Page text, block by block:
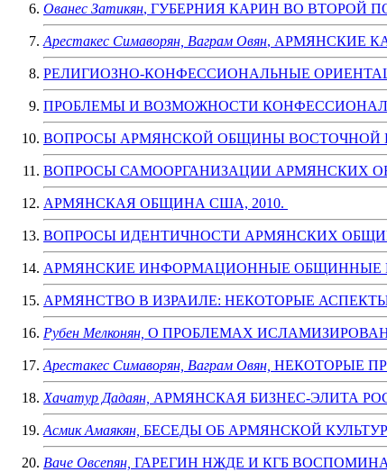
Ованес Затикян, ГУБЕРНИЯ КАРИН ВО ВТОРОЙ
Арестакес Симаворян, Ваграм Овян, АРМЯНСКИЕ
РЕЛИГИОЗНО-КОНФЕССИОНАЛЬНЫЕ
ПРОБЛЕМЫ И ВОЗМОЖНОСТИ
ВОПРОСЫ АРМЯНСКОЙ ОБЩИНЫ ВОСТОЧНОЙ
ВОПРОСЫ САМООРГАНИЗАЦИИ АРМЯНСКИХ
АРМЯНСКАЯ ОБЩИНА США, 2010.
ВОПРОСЫ ИДЕНТИЧНОСТИ АРМЯНСКИХ
АРМЯНСКИЕ ИНФОРМАЦИОННЫЕ ОБЩИННЫЕ
АРМЯНСТВО В ИЗРАИЛЕ: НЕКОТОРЫЕ АСПЕКТЫ,
Рубен Мелконян, О ПРОБЛЕМАХ
Арестакес Симаворян, Ваграм Овян, НЕКОТОРЫЕ
Хачатур Дадаян, АРМЯНСКАЯ БИЗНЕС-ЭЛИТА
Асмик Амаякян, БЕСЕДЫ ОБ АРМЯНСКОЙ
Ваче Овсепян, ГАРЕГИН НЖДЕ И КГБ